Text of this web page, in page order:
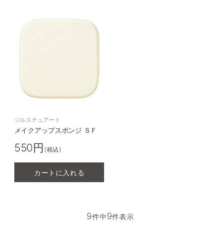
ジルスチュアート
メイクアップスポンジ ＳＦ
550円 (税込)
カートに入れる
9件中 9件表示